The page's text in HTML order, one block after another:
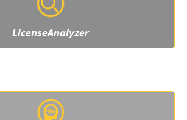
LicenseAnalyzer